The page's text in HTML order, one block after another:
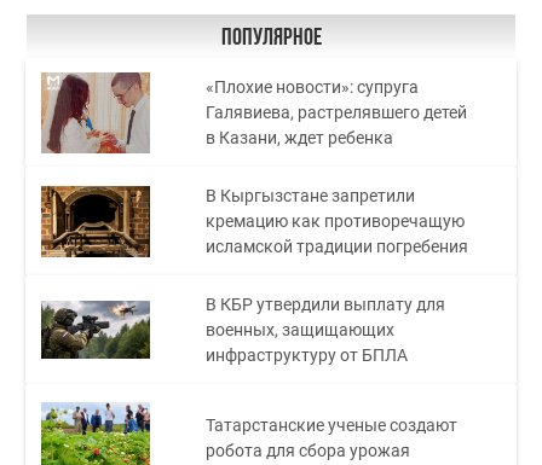
Популярное
«Плохие новости»: супруга
Галявиева, растрелявшего детей
в Казани, ждет ребенка
В Кыргызстане запретили
кремацию как противоречащую
исламской традиции погребения
В КБР утвердили выплату для
военных, защищающих
инфраструктуру от БПЛА
Татарстанские ученые создают
робота для сбора урожая